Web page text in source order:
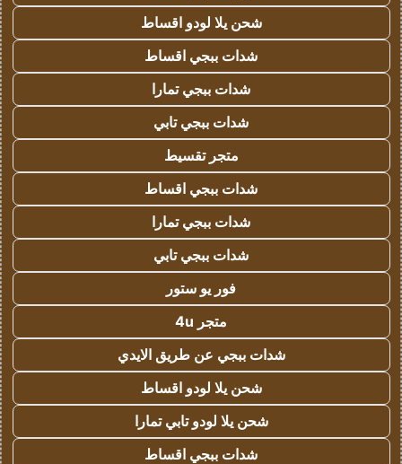
شحن يلا لودو اقساط
شدات ببجي اقساط
شدات ببجي تمارا
شدات ببجي تابي
متجر تقسيط
شدات ببجي اقساط
شدات ببجي تمارا
شدات ببجي تابي
فور يو ستور
متجر 4u
شدات ببجي عن طريق الايدي
شحن يلا لودو اقساط
شحن يلا لودو تابي تمارا
شدات ببجي اقساط